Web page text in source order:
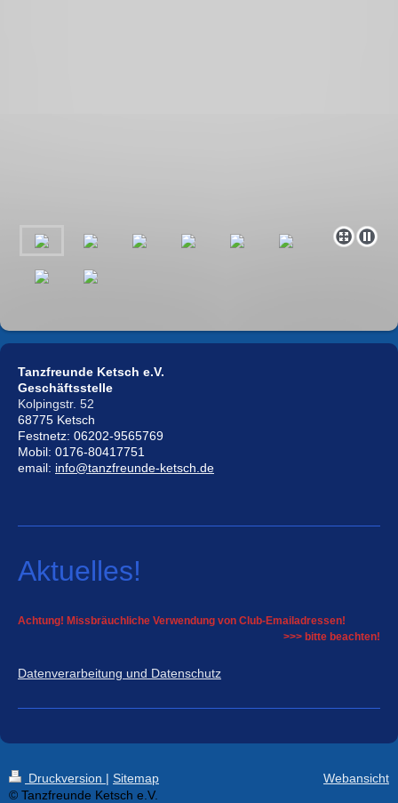
Tanzfreunde Ketsch e.V.
Geschäftsstelle
Kolpingstr. 52
68775 Ketsch
Festnetz: 06202-9565769
Mobil: 0176-80417751
email: info@tanzfreunde-ketsch.de
Aktuelles!
Achtung! Missbräuchliche Verwendung von Club-Emailadressen!
>>> bitte beachten!
Datenverarbeitung und Datenschutz
Druckversion | Sitemap
© Tanzfreunde Ketsch e.V.
Webansicht